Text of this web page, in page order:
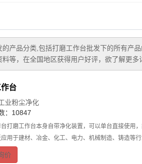
的产品分类,包括打磨工作台批发下的所有产
等，在全国地区获得用户好评，欲了解更多
台
业粉尘净化
：10847
打磨工作台本身自带净化装置，可以单台直接使用
用于建材、冶金、化工、电力、机械制造、铸造等
价